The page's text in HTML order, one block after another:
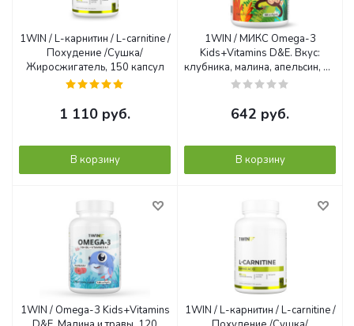
1WIN / L-карнитин / L-carnitine /
Похудение /Сушка/
Жиросжигатель, 150 капсул
1 110 руб.
В корзину
1WIN / МИКС Omega-3
Kids+Vitamins D&E. Вкус:
клубника, малина, апельсин, 60
капсул
642 руб.
В корзину
1WIN / Omega-3 Kids+Vitamins
1WIN / L-карнитин / L-carnitine /